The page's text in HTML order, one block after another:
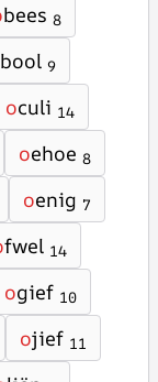
bees 8
bool 9
oculi 14
oehoe 8
oenig 7
fwel 14
ogief 10
ojief 11